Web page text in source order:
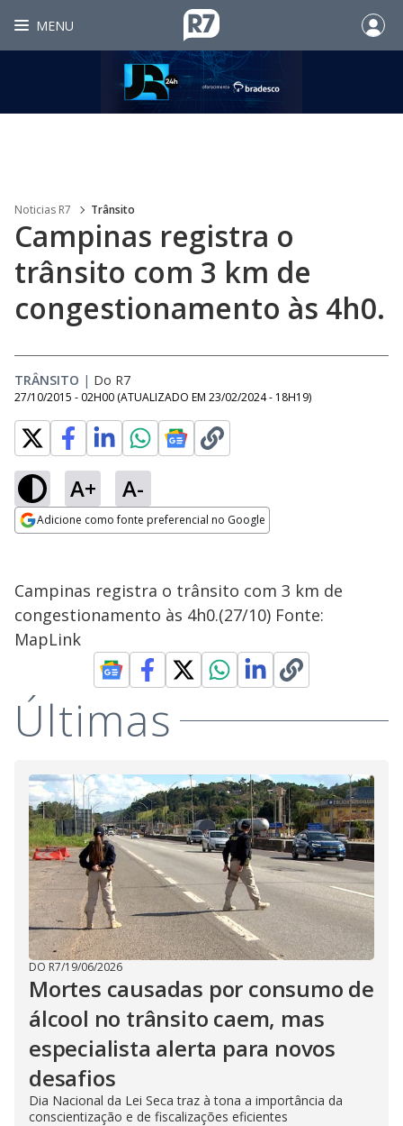
MENU
Noticias R7 Trânsito
Campinas registra o
trânsito com 3 km de
congestionamento às 4h0.
TRÂNSITO | Do R7
27/10/2015 - 02H00 (ATUALIZADO EM 23/02/2024 - 18H19)
A+ A-
Adicione como fonte preferencial no Google
Campinas registra o trânsito com 3 km de
congestionamento às 4h0.(27/10) Fonte:
MapLink
Últimas
DO R7/19/06/2026
Mortes causadas por consumo de
álcool no trânsito caem, mas
especialista alerta para novos
desafios
Dia Nacional da Lei Seca traz à tona a importância da
conscientização e de fiscalizações eficientes